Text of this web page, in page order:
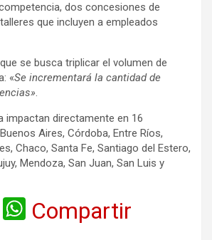
dos concesiones de
que incluyen a empleados
se busca triplicar el volumen de
«Se incrementará la cantidad de
.
impactan directamente en 16
Aires, Córdoba, Entre Ríos,
Chaco, Santa Fe, Santiago del Estero,
Mendoza, San Juan, San Luis y
E
W
Compartir